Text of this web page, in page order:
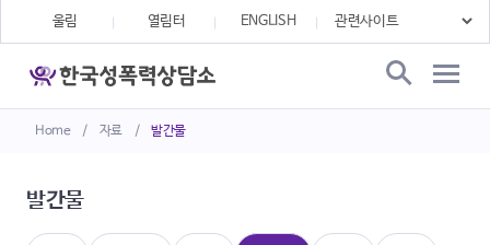
Home / 자료 / 발간물
울림 열림터 ENGLISH
발간물